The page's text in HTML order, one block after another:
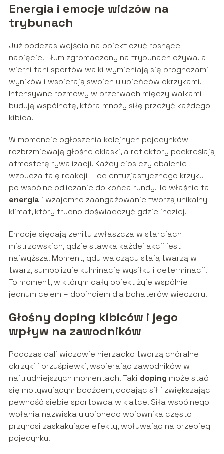
Energia i emocje widzów na
trybunach
Już podczas wejścia na obiekt czuć rosnące
napięcie. Tłum zgromadzony na trybunach ożywa, a
wierni fani sportów walki wymieniają się prognozami
wyników i wspierają swoich ulubieńców okrzykami.
Intensywne rozmowy w przerwach między walkami
budują wspólnotę, która mnoży siłę przeżyć każdego
kibica.
W momencie ogłoszenia kolejnych pojedynków
rozbrzmiewają głośne oklaski, a reflektory podkreślają
atmosferę rywalizacji. Każdy cios czy obalenie
wzbudza falę reakcji – od entuzjastycznego krzyku
po wspólne odliczanie do końca rundy. To właśnie ta
energiai wzajemne zaangażowanie tworzą unikalny
klimat, który trudno doświadczyć gdzie indziej.
Emocje sięgają zenitu zwłaszcza w starciach
mistrzowskich, gdzie stawka każdej akcji jest
najwyższa. Moment, gdy walczący stają twarzą w
twarz, symbolizuje kulminację wysiłku i determinacji.
To moment, w którym cały obiekt żyje wspólnie
jednym celem – dopingiem dla bohaterów wieczoru.
Głośny doping kibiców i jego
wpływ na zawodników
Podczas gali widzowie nierzadko tworzą chóralne
okrzyki i przyśpiewki, wspierając zawodników w
najtrudniejszych momentach. Taki doping może stać
się motywującym bodźcem, dodając sił i zwiększając
pewność siebie sportowca w klatce. Siła wspólnego
wołania nazwiska ulubionego wojownika często
przynosi zaskakujące efekty, wpływając na przebieg
pojedynku.